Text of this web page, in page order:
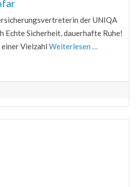
der UNIQA
Echte Sicherheit, dauerhafte Ruhe!
Vielzahl Weiterlesen …